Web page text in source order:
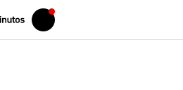
Iniciar
sesión